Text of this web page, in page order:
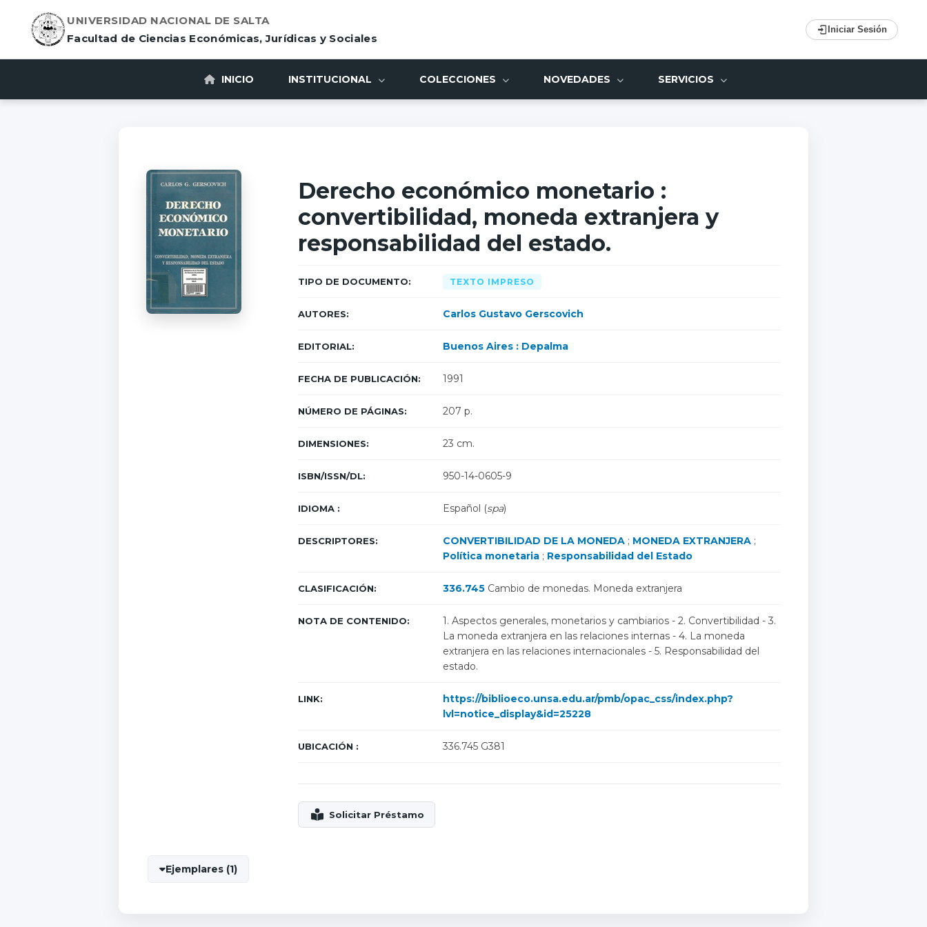
UNIVERSIDAD NACIONAL DE SALTA
Facultad de Ciencias Económicas, Jurídicas y Sociales
Iniciar Sesión
INICIO INSTITUCIONAL COLECCIONES NOVEDADES SERVICIOS
Derecho económico monetario :
convertibilidad, moneda extranjera y
responsabilidad del estado.
TIPO DE DOCUMENTO: TEXTO IMPRESO
AUTORES: Carlos Gustavo Gerscovich
EDITORIAL: Buenos Aires : Depalma
FECHA DE PUBLICACIÓN: 1991
NÚMERO DE PÁGINAS: 207 p.
DIMENSIONES: 23 cm.
ISBN/ISSN/DL: 950-14-0605-9
IDIOMA : Español (spa)
DESCRIPTORES: CONVERTIBILIDAD DE LA MONEDA ; MONEDA EXTRANJERA ;
Política monetaria ; Responsabilidad del Estado
CLASIFICACIÓN: 336.745 Cambio de monedas. Moneda extranjera
NOTA DE CONTENIDO:
1. Aspectos generales, monetarios y cambiarios - 2. Convertibilidad - 3.
La moneda extranjera en las relaciones internas - 4. La moneda
extranjera en las relaciones internacionales - 5. Responsabilidad del
estado.
LINK:
https://biblioeco.unsa.edu.ar/pmb/opac_css/index.php?
lvl=notice_display&id=25228
UBICACIÓN : 336.745 G381
Ejemplares (1)